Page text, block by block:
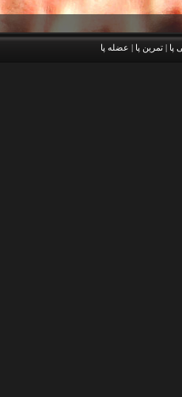
پا | تمرین پا | عضله پا